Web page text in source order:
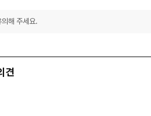
해 주세요.
견